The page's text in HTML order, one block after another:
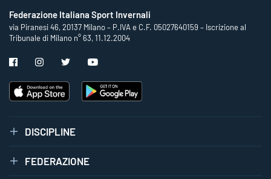
Federazione Italiana Sport Invernali
via Piranesi 46, 20137 Milano – P.IVA e C.F. 05027640159 – Iscrizione al
Tribunale di Milano n° 63, 11.12.2004
DISCIPLINE
FEDERAZIONE